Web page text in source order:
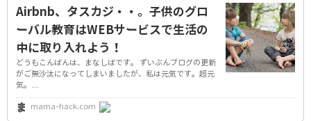
Airbnb、タスカジ・・。子供のグロ
ーバル教育はWEBサービスで生活の
中に取り入れよう！
どうもこんばんは、まなしばです。 ずいぶんブログの更新
がご無沙汰になってしまいましたが、私は元気です。超元
気。…
mama-hack.com